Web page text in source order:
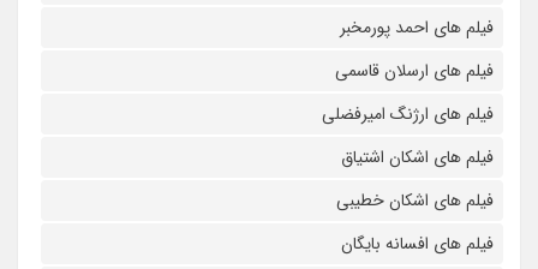
فیلم های احمد پورمخبر
فیلم های ارسلان قاسمی
فیلم های ارژنگ امیرفضلی
فیلم های اشکان اشتیاق
فیلم های اشکان خطیبی
فیلم های افسانه بایگان